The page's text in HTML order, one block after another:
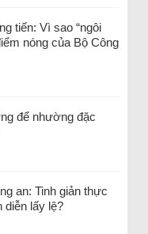
tiến: Vì sao “ngôi
nóng của Bộ Công
để nhường đặc
an: Tinh giản thực
diễn lấy lệ?